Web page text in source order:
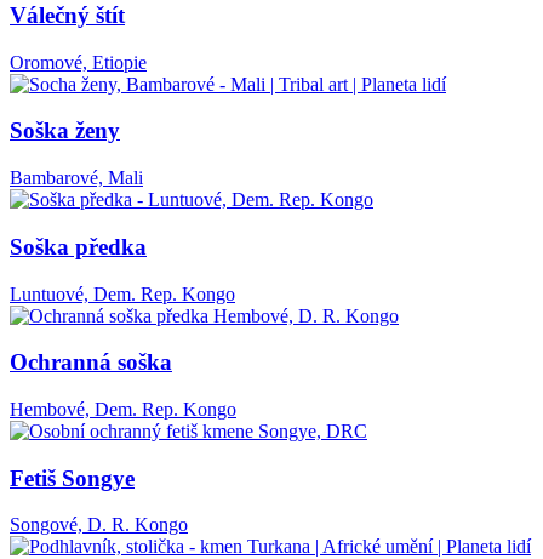
Válečný štít
Oromové, Etiopie
Soška ženy
Bambarové, Mali
Soška předka
Luntuové, Dem. Rep. Kongo
Ochranná soška
Hembové, Dem. Rep. Kongo
Fetiš Songye
Songové, D. R. Kongo